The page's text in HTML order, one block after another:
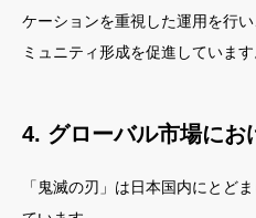
ケーションを重視した運用を行
ミュニティ形成を促進しています
4. グローバル市場にお
「鬼滅の刃」は日本国内にとど